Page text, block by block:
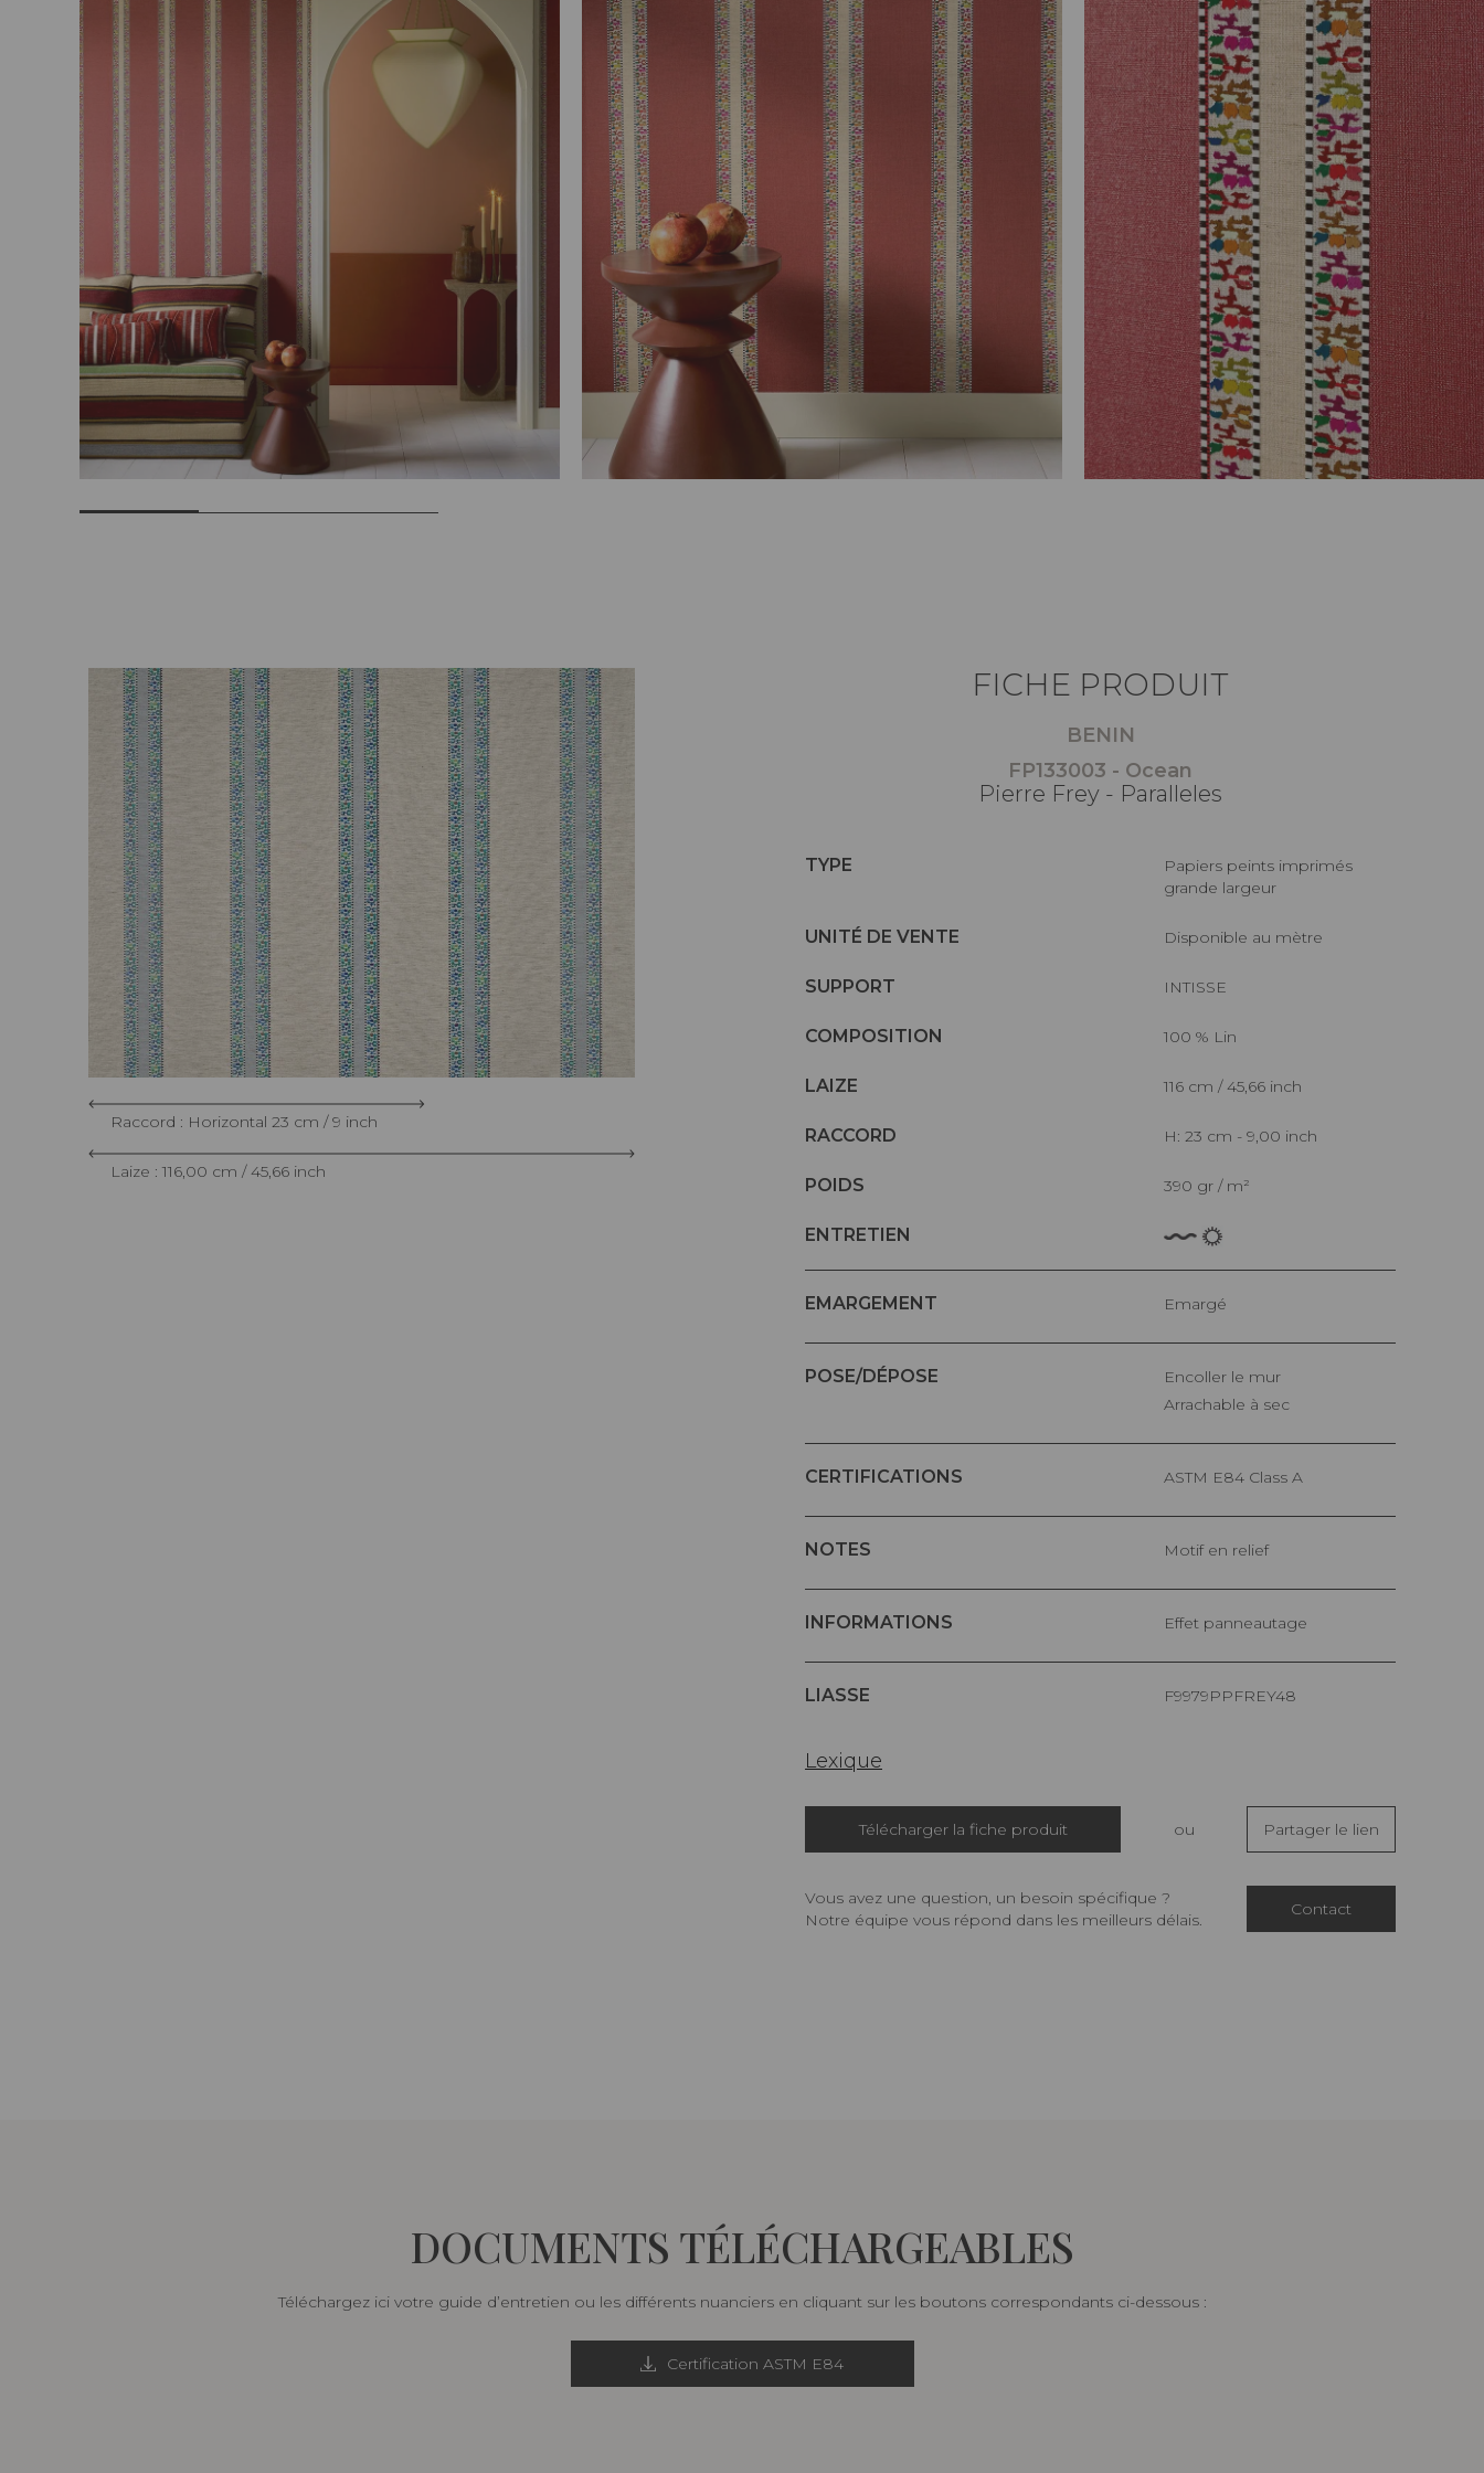
Raccord : Horizontal 23 cm / 9 inch
Laize : 116,00 cm / 45,66 inch
FICHE PRODUIT
BENIN
FP133003 - Ocean
Pierre Frey - Paralleles
TYPE
Papiers peints imprimés
grande largeur
UNITÉ DE VENTE Disponible au mètre
SUPPORT INTISSE
COMPOSITION 100 % Lin
LAIZE 116 cm / 45,66 inch
RACCORD H: 23 cm - 9,00 inch
POIDS 390 gr / m²
ENTRETIEN
EMARGEMENT Emargé
POSE/DÉPOSE
Encoller le mur
Arrachable à sec
CERTIFICATIONS ASTM E84 Class A
NOTES Motif en relief
INFORMATIONS Effet panneautage
LIASSE F9979PPFREY48
Lexique
Télécharger la fiche produit ou Partager le lien
Vous avez une question, un besoin spécifique ?
Notre équipe vous répond dans les meilleurs délais.
Contact
DOCUMENTS TÉLÉCHARGEABLES
Téléchargez ici votre guide d’entretien ou les différents nuanciers en cliquant sur les boutons correspondants ci-dessous :
Certification ASTM E84